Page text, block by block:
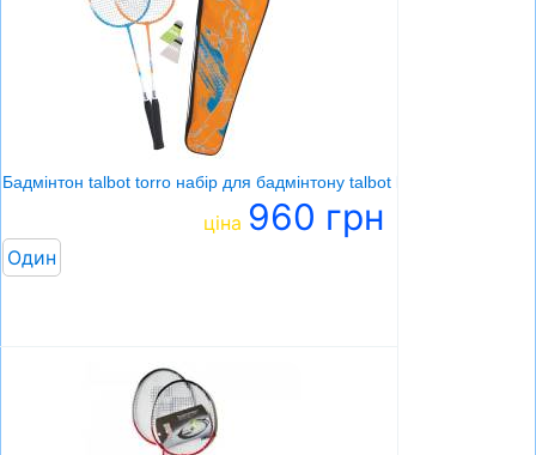
Бадмінтон talbot torro набір для бадмінтону talbot badminton set 2
ціна 960 грн
Один